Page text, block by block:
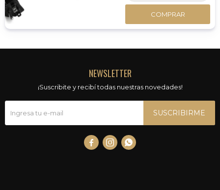
COMPRAR
NEWSLETTER
¡Suscribite y recibí todas nuestras novedades!
SUSCRIBIRME
  